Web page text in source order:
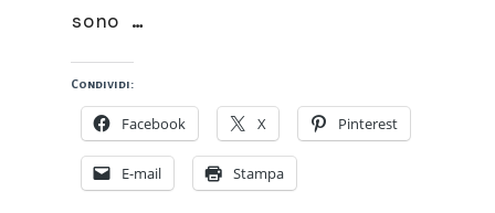
sono …
Condividi:
Facebook X Pinterest
E-mail Stampa